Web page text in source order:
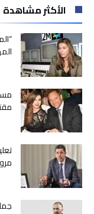
الأكثر مشاهدة